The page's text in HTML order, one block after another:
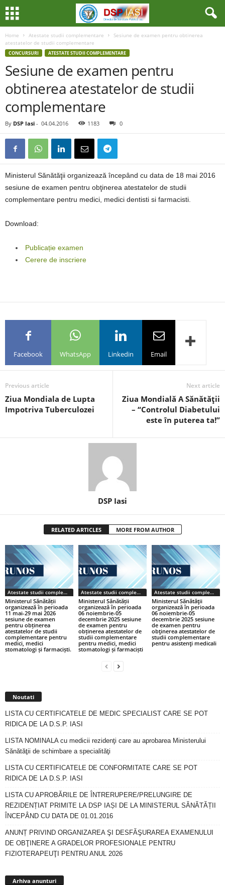
Home Atestate studii complementare
Sesiune de examen pentru obtinerea
atestatelor de studii complementare
CONCURSURI ATESTATE STUDII COMPLEMENTARE
Sesiune de examen pentru
obtinerea atestatelor de studii
complementare
By DSP Iasi - 04.04.2016 1183 0
Ministerul Sănătăţii organizează începând cu data de 18 mai 2016
sesiune de examen pentru obţinerea atestatelor de studii
complementare pentru medici, medici dentisti si farmacisti.
Download:
Publicație examen
Cerere de inscriere
Facebook WhatsApp Linkedin Email
Previous article
Ziua Mondiala de Lupta
Impotriva Tuberculozei
Next article
Ziua Mondială A Sănătăţii
– “Controlul Diabetului
este în puterea ta!”
DSP Iasi
RELATED ARTICLES MORE FROM AUTHOR
Atestate studii complementare
Ministerul Sănătății
organizează în perioada
11 mai-29 mai 2026
sesiune de examen
pentru obținerea
atestatelor de studii
complementare pentru
medici, medici
stomatologi și farmaciști.
Atestate studii complementare
Ministerul Sănătății
organizează în perioada
06 noiembrie-05
decembrie 2025 sesiune
de examen pentru
obținerea atestatelor de
studii complementare
pentru medici, medici
stomatologi și farmaciști
Atestate studii complementare
Ministerul Sănătăţii
organizează în perioada
06 noiembrie-05
decembrie 2025 sesiune
de examen pentru
obţinerea atestatelor de
studii complementare
pentru asistenţi medicali
Noutati
LISTA CU CERTIFICATELE DE MEDIC SPECIALIST CARE SE POT
RIDICA DE LA D.S.P. IASI
LISTA NOMINALA cu medicii rezidenţi care au aprobarea Ministerului
Sănătăţii de schimbare a specialităţi
LISTA CU CERTIFICATELE DE CONFORMITATE CARE SE POT
RIDICA DE LA D.S.P. IASI
LISTA CU APROBĂRILE DE ÎNTRERUPERE/PRELUNGIRE DE
REZIDENȚIAT PRIMITE LA DSP IAȘI DE LA MINISTERUL SĂNĂTĂȚII
ÎNCEPÂND CU DATA DE 01.01.2016
ANUNȚ PRIVIND ORGANIZAREA ŞI DESFĂŞURAREA EXAMENULUI
DE OBŢINERE A GRADELOR PROFESIONALE PENTRU
FIZIOTERAPEUŢI PENTRU ANUL 2026
Arhiva anunturi